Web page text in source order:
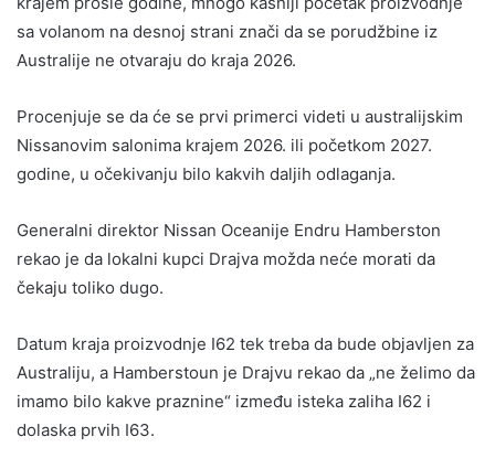
sa volanom na desnoj strani znači da se porudžbine iz
Australije ne otvaraju do kraja 2026.
Procenjuje se da će se prvi primerci videti u australijskim
Nissanovim salonima krajem 2026. ili početkom 2027.
godine, u očekivanju bilo kakvih daljih odlaganja.
Generalni direktor Nissan Oceanije Endru Hamberston
rekao je da lokalni kupci Drajva možda neće morati da
čekaju toliko dugo.
Datum kraja proizvodnje I62 tek treba da bude objavljen za
Australiju, a Hamberstoun je Drajvu rekao da „ne želimo da
imamo bilo kakve praznine“ između isteka zaliha I62 i
dolaska prvih I63.